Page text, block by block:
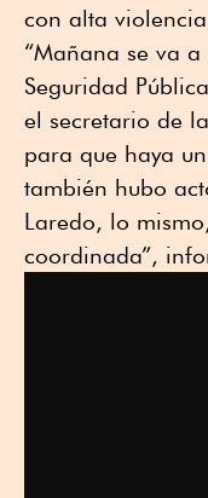
con alta
“Mañana se va
Seguridad
el secretario de
para que haya
también hubo
Laredo, lo
coordinada”,